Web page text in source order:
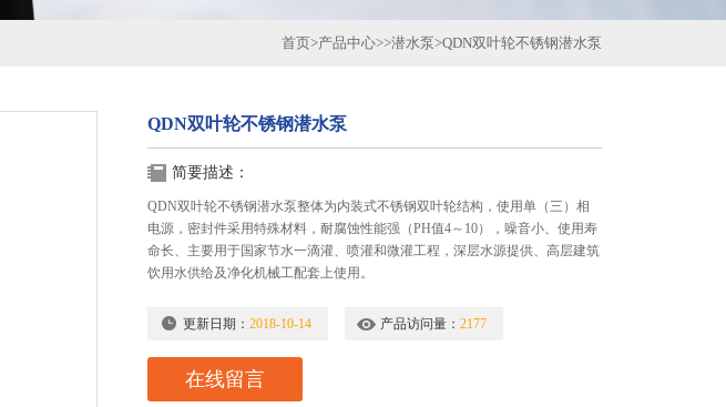
首页>产品中心>>潜水泵>QDN双叶轮不锈钢潜水泵
QDN双叶轮不锈钢潜水泵
简要描述：
QDN双叶轮不锈钢潜水泵整体为内装式不锈钢双叶轮结构，使用单（三）相
电源，密封件采用特殊材料，耐腐蚀性能强（PH值4～10），噪音小、使用寿
命长、主要用于国家节水一滴灌、喷灌和微灌工程，深层水源提供、高层建筑
饮用水供给及净化机械工配套上使用。
更新日期： 2018-10-14 产品访问量： 2177
在线留言